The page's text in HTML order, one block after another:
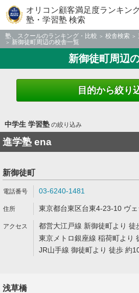
オリコン顧客満足度ランキン
塾・学習塾 検索
塾、スクールのランキング・比較 校舎検索
新御徒町周辺の校舎一覧
新御徒町周辺
目的から絞り
中学生 学習塾の絞り込み
進学塾 ena
新御徒町
03-6240-1481
東京都台東区台東4-23-10 ヴ
都営大江戸線 新御徒町より 徒
東京メトロ銀座線 稲荷町より
JR山手線 御徒町より 徒歩 約
浅草橋